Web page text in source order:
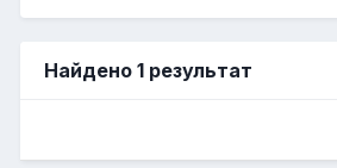
Найдено 1 результат